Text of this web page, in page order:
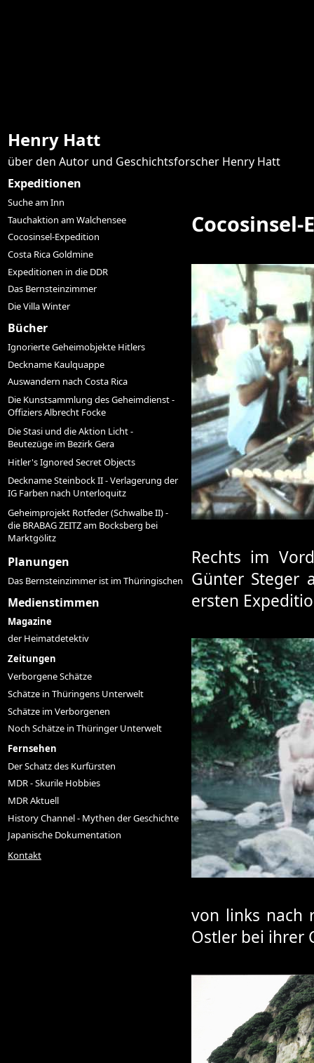
Henry Hatt
über den Autor und Geschichtsforscher Henry Hatt
Rechts im
Günter Steger
ersten
von links nach
Ostler bei ihrer
Expeditionen
Suche am Inn
Tauchaktion am Walchensee
Cocosinsel-Expedition
Costa Rica Goldmine
Expeditionen in die DDR
Das Bernsteinzimmer
Die Villa Winter
Bücher
Ignorierte Geheimobjekte Hitlers
Deckname Kaulquappe
Auswandern nach Costa Rica
Die Kunstsammlung des Geheimdienst -
Offiziers Albrecht Focke
Die Stasi und die Aktion Licht -
Beutezüge im Bezirk Gera
Hitler's Ignored Secret Objects
Deckname Steinbock II - Verlagerung der
IG Farben nach Unterloquitz
Geheimprojekt Rotfeder (Schwalbe II) -
die BRABAG ZEITZ am Bocksberg bei
Marktgölitz
Planungen
Das Bernsteinzimmer ist im Thüringischen
Medienstimmen
Magazine
der Heimatdetektiv
Zeitungen
Verborgene Schätze
Schätze in Thüringens Unterwelt
Schätze im Verborgenen
Noch Schätze in Thüringer Unterwelt
Fernsehen
Der Schatz des Kurfürsten
MDR - Skurile Hobbies
MDR Aktuell
History Channel - Mythen der Geschichte
Japanische Dokumentation
Kontakt